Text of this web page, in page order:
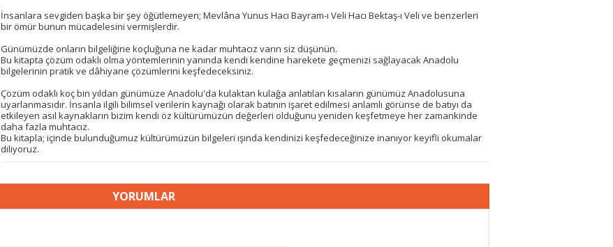
İnsanlara sevgiden başka bir şey öğütlemeyen; Mevlâna Yunus Hacı Bayram-ı Veli Hacı Bektaş-ı Veli ve benzerleri
bir ömür bunun mücadelesini vermişlerdir.
Günümüzde onların bilgeliğine koçluğuna ne kadar muhtacız varın siz düşünün.
Bu kitapta çözüm odaklı olma yöntemlerinin yanında kendi kendine harekete geçmenizi sağlayacak Anadolu
bilgelerinin pratik ve dâhiyane çözümlerini keşfedeceksiniz.
Çözüm odaklı koç bin yıldan günümüze Anadolu'da kulaktan kulağa anlatılan kısaların günümüz Anadolusuna
uyarlanmasıdır. İnsanla ilgili bilimsel verilerin kaynağı olarak batının işaret edilmesi anlamlı görünse de batıyı da
etkileyen asıl kaynakların bizim kendi öz kültürümüzün değerleri olduğunu yeniden keşfetmeye her zamankinde
daha fazla muhtacız.
Bu kitapla; içinde bulunduğumuz kültürümüzün bilgeleri ışında kendinizi keşfedeceğinize inanıyor keyifli okumalar
diliyoruz.
YORUMLAR